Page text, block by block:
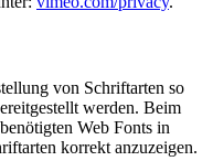
von Schriftarten so
werden. Beim
Web Fonts in
korrekt anzuzeigen.